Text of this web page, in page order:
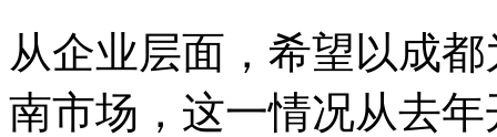
从企业层面，希望以成
南市场，这一情况从去